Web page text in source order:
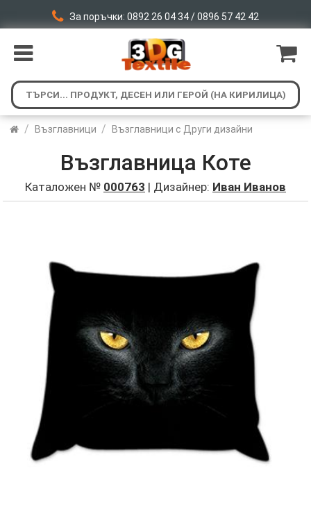
За поръчки: 0892 26 04 34 / 0896 57 42 42
/ Възглавници / Възглавници с Други дизайни
Възглавница Коте
Каталожен № 000763 | Дизайнер: Иван Иванов